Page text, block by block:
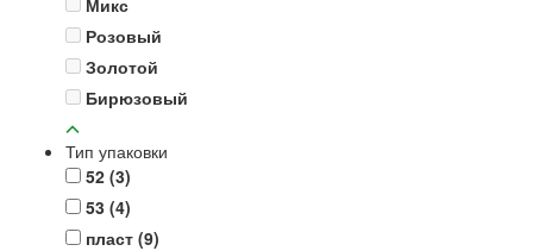
Розовый
Золотой
Бирюзовый
Тип упаковки
52 (3)
53 (4)
пласт (9)